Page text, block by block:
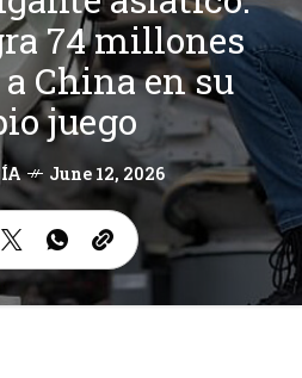
74 millones
China en su
juego
June 12, 2026